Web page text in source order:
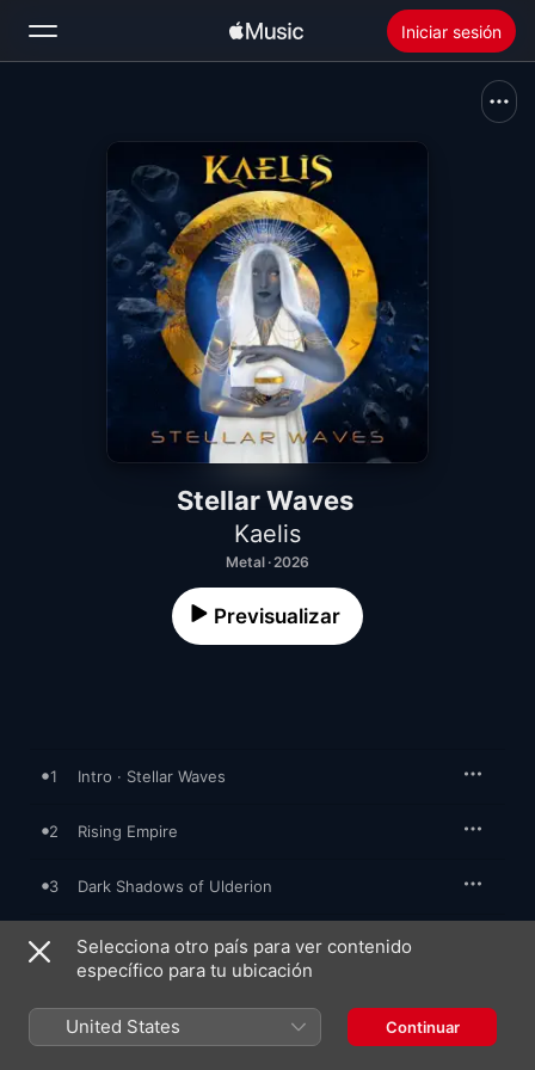
Iniciar sesión
Novedades
Instalar Apple Music
Stellar Waves
Kaelis
Metal · 2026
Previsualizar
1 Intro · Stellar Waves
2 Rising Empire
3 Dark Shadows of Ulderion
4 Strength of Sianark
6 Omen
Selecciona otro país para ver contenido
específico para tu ubicación
United States Continuar